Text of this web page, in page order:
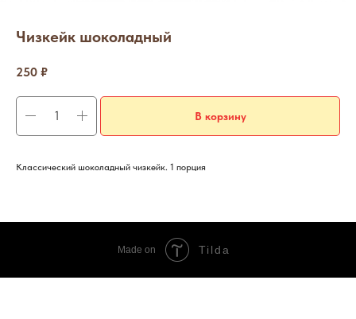
Чизкейк шоколадный
250 ₽
В корзину
Классический шоколадный чизкейк. 1 порция
Made on Tilda